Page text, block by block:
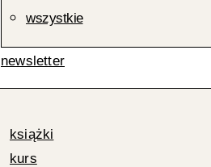
wszystkie
newsletter
książki
kurs